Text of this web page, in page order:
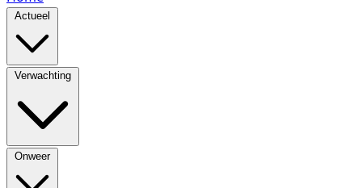
Actueel
Verwachting
Onweer